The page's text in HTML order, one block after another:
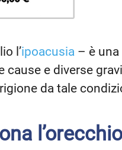
l’ipoacusia – è
cause e diverse
da tale
l’orecchio